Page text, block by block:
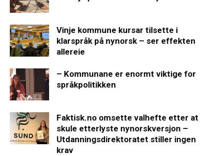
Vinje kommune kursar tilsette i
klarspråk på nynorsk – ser effekten
allereie
– Kommunane er enormt viktige for
språkpolitikken
Faktisk.no omsette valhefte etter at
skule etterlyste nynorskversjon –
Utdanningsdirektoratet stiller ingen
krav